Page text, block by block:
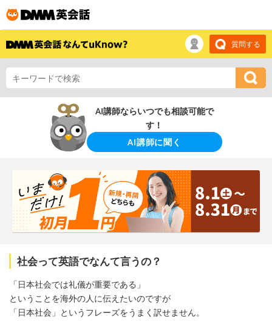
質問する
AI講師ならいつでも相談可能で
す！
AI講師に聞く
社会って英語でなんて言うの？
「日本社会では礼儀が重要である」
ということを海外の人に伝えたいのですが
「日本社会」というフレーズをうまく訳せません。